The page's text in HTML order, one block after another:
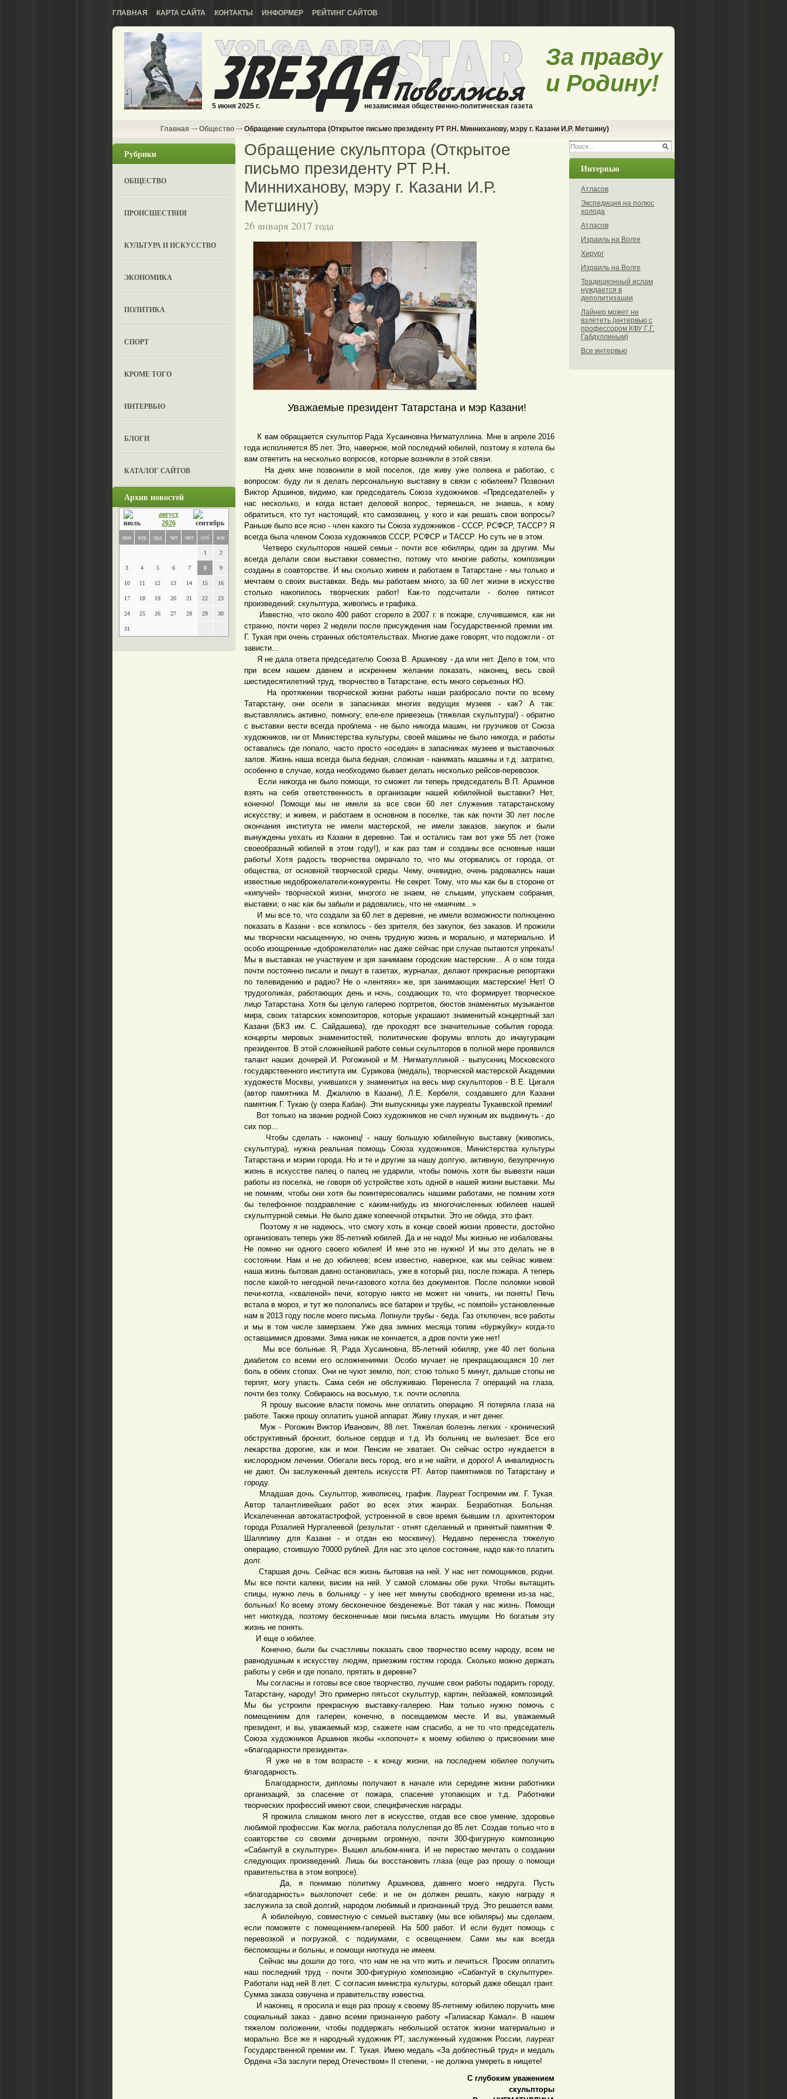
ГЛАВНАЯ КАРТА САЙТА КОНТАКТЫ ИНФОРМЕР РЕЙТИНГ САЙТОВ
5 июня 2025 г. независимая общественно-политическая газета
За правду
и Родину!
Главная Общество Обращение скульптора (Открытое письмо президенту РТ Р.Н. Минниханову, мэру г. Казани И.Р. Метшину)
Рубрики
ОБЩЕСТВО
ПРОИСШЕСТВИЯ
КУЛЬТУРА И ИСКУССТВО
ЭКОНОМИКА
ПОЛИТИКА
СПОРТ
КРОМЕ ТОГО
ИНТЕРВЬЮ
БЛОГИ
КАТАЛОГ САЙТОВ
Архив новостей
август
2026
пон втр срд чет пят суб вск
1 2
3 4 5 6 7 8 9
10 11 12 13 14 15 16
17 18 19 20 21 22 23
24 25 26 27 28 29 30
31
Обращение скульптора (Открытое
письмо президенту РТ Р.Н.
Минниханову, мэру г. Казани И.Р.
Метшину)
26 января 2017 года
Уважаемые президент Татарстана и мэр Казани!
К вам обращается скульптор Рада Хусаиновна Нигматуллина. Мне в апреле 2016
года исполняется 85 лет. Это, наверное, мой последний юбилей, поэтому я хотела бы
вам ответить на несколько вопросов, которые возникли в этой связи.
На днях мне позвонили в мой поселок, где живу уже полвека и работаю, с
вопросом: буду ли я делать персональную выставку в связи с юбилеем? Позвонил
Виктор Аршинов, видимо, как председатель Союза художников. «Председателей» у
нас несколько, и когда встает деловой вопрос, теряешься, не знаешь, к кому
обратиться, кто тут настоящий, кто самозванец, у кого и как решать свои вопросы?
Раньше было все ясно - член какого ты Союза художников - СССР, РСФСР, ТАССР? Я
всегда была членом Союза художников СССР, РСФСР и ТАССР. Но суть не в этом.
Четверо скульпторов нашей семьи - почти все юбиляры, один за другим. Мы
всегда делали свои выставки совместно, потому что многие работы, композиции
созданы в соавторстве. И мы сколько живем и работаем в Татарстане - мы только и
мечтаем о своих выставках. Ведь мы работаем много, за 60 лет жизни в искусстве
столько накопилось творческих работ! Как-то подсчитали - более пятисот
произведений: скульптура, живопись и графика.
Известно, что около 400 работ сгорело в 2007 г. в пожаре, случившемся, как ни
странно, почти через 2 недели после присуждения нам Государственной премии им.
Г. Тукая при очень странных обстоятельствах. Многие даже говорят, что подожгли - от
зависти...
Я не дала ответа председателю Союза В. Аршинову - да или нет. Дело в том, что
при всем нашем давнем и искреннем желании показать, наконец, весь свой
шестидесятилетний труд, творчество в Татарстане, есть много серьезных НО.
На протяжении творческой жизни работы наши разбросало почти по всему
Татарстану, они осели в запасниках многих ведущих музеев - как? А так:
выставлялись активно, помногу; еле-еле привезешь (тяжелая скульптура!) - обратно
с выставки вести всегда проблема - не было никогда машин, ни грузчиков от Союза
художников, ни от Министерства культуры, своей машины не было никогда, и работы
оставались где попало, часто просто «оседая» в запасниках музеев и выставочных
залов. Жизнь наша всегда была бедная, сложная - нанимать машины и т.д. затратно,
особенно в случае, когда необходимо бывает делать несколько рейсов-перевозок.
Если никогда не было помощи, то сможет ли теперь председатель В.П. Аршинов
взять на себя ответственность в организации нашей юбилейной выставки? Нет,
конечно! Помощи мы не имели за все свои 60 лет служения татарстанскому
искусству; и живем, и работаем в основном в поселке, так как почти 30 лет после
окончания института не имели мастерской, не имели заказов, закупок и были
вынуждены уехать из Казани в деревню. Так и остались там вот уже 55 лет (тоже
своеобразный юбилей в этом году!), и как раз там и созданы все основные наши
работы! Хотя радость творчества омрачало то, что мы оторвались от города, от
общества, от основной творческой среды. Чему, очевидно, очень радовались наши
известные недоброжелатели-конкуренты. Не секрет. Тому, что мы как бы в стороне от
«кипучей» творческой жизни, многого не знаем, не слышим, упускаем собрания,
выставки; о нас как бы забыли и радовались, что не «маячим...»
И мы все то, что создали за 60 лет в деревне, не имели возможности полноценно
показать в Казани - все копилось - без зрителя, без закупок, без заказов. И прожили
мы творчески насыщенную, но очень трудную жизнь и морально, и материально. И
особо изощренные «доброжелатели» нас даже сейчас при случае пытаются упрекать!
Мы в выставках не участвуем и зря занимаем городские мастерские... А о ком тогда
почти постоянно писали и пишут в газетах, журналах, делают прекрасные репортажи
по телевидению и радио? Не о «лентяях» же, зря занимающих мастерские! Нет! О
трудоголиках, работающих день и ночь, создающих то, что формирует творческое
лицо Татарстана. Хотя бы целую галерею портретов, бюстов знаменитых музыкантов
мира, своих татарских композиторов, которые украшают знаменитый концертный зал
Казани (БКЗ им. С. Сайдашева), где проходят все значительные события города:
концерты мировых знаменитостей, политические форумы вплоть до инаугурации
президентов. В этой сложнейшей работе семьи скульпторов в полной мере проявился
талант наших дочерей И. Рогожиной и М. Нигматуллиной - выпускниц Московского
государственного института им. Сурикова (медаль), творческой мастерской Академии
художеств Москвы, учившихся у знаменитых на весь мир скульпторов - В.Е. Цигаля
(автор памятника М. Джалилю в Казани), Л.Е. Кербеля, создавшего для Казани
памятник Г. Тукаю (у озера Кабан). Эти выпускницы уже лауреаты Тукаевской премии!
Вот только на звание родной Союз художников не счел нужным их выдвинуть - до
сих пор...
Чтобы сделать - наконец! - нашу большую юбилейную выставку (живопись,
скульптура), нужна реальная помощь Союза художников, Министерства культуры
Татарстана и мэрии города. Но и те и другие за нашу долгую, активную, безупречную
жизнь в искусстве палец о палец не ударили, чтобы помочь хотя бы вывезти наши
работы из поселка, не говоря об устройстве хоть одной в нашей жизни выставки. Мы
не помним, чтобы они хотя бы поинтересовались нашими работами, не помним хотя
бы телефонное поздравление с каким-нибудь из многочисленных юбилеев нашей
скульптурной семьи. Не было даже копеечной открытки. Это не обида, это факт.
Поэтому я не надеюсь, что смогу хоть в конце своей жизни провести, достойно
организовать теперь уже 85-летний юбилей. Да и не надо! Мы жизнью не избалованы.
Не помню ни одного своего юбилея! И мне это не нужно! И мы это делать не в
состоянии. Нам и не до юбилеев; всем известно, наверное, как мы сейчас живем:
наша жизнь бытовая давно остановилась, уже в который раз, после пожара. А теперь
после какой-то негодной печи-газового котла без документов. После поломки новой
печи-котла, «хваленой» печи, которую никто не может ни чинить, ни понять! Печь
встала в мороз, и тут же полопались все батареи и трубы, «с помпой» установленные
нам в 2013 году после моего письма. Лопнули трубы - беда. Газ отключен, все работы
и мы в том числе замерзаем. Уже два зимних месяца топим «буржуйку» когда-то
оставшимися дровами. Зима никак не кончается, а дров почти уже нет!
Мы все больные. Я, Рада Хусаиновна, 85-летний юбиляр, уже 40 лет больна
диабетом со всеми его осложнениями. Особо мучает не прекращающаяся 10 лет
боль в обеих стопах. Они не чуют землю, пол; стою только 5 минут, дальше стопы не
терпят, могу упасть. Сама себя не обслуживаю. Перенесла 7 операций на глаза,
почти без толку. Собираюсь на восьмую, т.к. почти ослепла.
Я прошу высокие власти помочь мне оплатить операцию. Я потеряла глаза на
работе. Также прошу оплатить ушной аппарат. Живу глухая, и нет денег.
Муж - Рогожин Виктор Иванович, 88 лет. Тяжелая болезнь легких - хронический
обструктивный бронхит, больное сердце и т.д. Из больниц не вылезает. Все его
лекарства дорогие, как и мои. Пенсии не хватает. Он сейчас остро нуждается в
кислородном лечении. Обегали весь город, его и не найти, и дорого! А инвалидность
не дают. Он заслуженный деятель искусств РТ. Автор памятников по Татарстану и
городу.
Младшая дочь. Скульптор, живописец, график. Лауреат Госпремии им. Г. Тукая.
Автор талантливейших работ во всех этих жанрах. Безработная. Больная.
Искалеченная автокатастрофой, устроенной в свое время бывшим гл. архитектором
города Розалией Нургалеевой (результат - отнят сделанный и принятый памятник Ф.
Шаляпину для Казани - и отдан ею москвичу). Недавно перенесла тяжелую
операцию, стоившую 70000 рублей. Для нас это целое состояние, надо как-то платить
долг.
Старшая дочь. Сейчас вся жизнь бытовая на ней. У нас нет помощников, родни.
Мы все почти калеки, висим на ней. У самой сломаны обе руки. Чтобы вытащить
спицы, нужно лечь в больницу - у нее нет минуты свободного времени из-за нас,
больных! Ко всему этому бесконечное безденежье. Вот такая у нас жизнь. Помощи
нет ниоткуда, поэтому бесконечные мои письма власть имущим. Но богатым эту
жизнь не понять.
И еще о юбилее.
Конечно, были бы счастливы показать свое творчество всему народу, всем не
равнодушным к искусству людям, приезжим гостям города. Сколько можно держать
работы у себя и где попало, прятать в деревне?
Мы согласны и готовы все свое творчество, лучшие свои работы подарить городу,
Татарстану, народу! Это примерно пятьсот скульптур, картин, пейзажей, композиций.
Мы бы устроили прекрасную выставку-галерею. Нам только нужно помочь с
помещением для галереи, конечно, в посещаемом месте. И вы, уважаемый
президент, и вы, уважаемый мэр, скажете нам спасибо, а не то что председатель
Союза художников Аршинов якобы «хлопочет» к моему юбилею о присвоении мне
«благодарности президента».
Я уже не в том возрасте - к концу жизни, на последнем юбилее получить
благодарность.
Благодарности, дипломы получают в начале или середине жизни работники
организаций, за спасение от пожара, спасение утопающих и т.д. Работники
творческих профессий имеют свои, специфические награды.
Я прожила слишком много лет в искусстве, отдав все свое умение, здоровье
любимой профессии. Как могла, работала полуслепая до 85 лет. Создав только что в
соавторстве со своими дочерьми огромную, почти 300-фигурную композицию
«Сабантуй в скульптуре». Вышел альбом-книга. И не перестаю мечтать о создании
следующих произведений. Лишь бы восстановить глаза (еще раз прошу о помощи
правительства в этом вопросе).
Да, я понимаю политику Аршинова, давнего моего недруга. Пусть
«благодарность» выхлопочет себе: и не он должен решать, какую награду я
заслужила за свой долгий, народом любимый и признанный труд. Это решается вами.
А юбилейную, совместную с семьей выставку (мы все юбиляры) мы сделаем,
если поможете с помещением-галереей. На 500 работ. И если будет помощь с
перевозкой и погрузкой, с подиумами, с освещением. Сами мы как всегда
беспомощны и больны, и помощи ниоткуда не имеем.
Сейчас мы дошли до того, что нам не на что жить и лечиться. Просим оплатить
наш последний труд - почти 300-фигурную композицию «Сабантуй в скульптуре».
Работали над ней 8 лет. С согласия министра культуры, который даже обещал грант.
Сумма заказа озвучена и правительству известна.
И наконец, я просила и еще раз прошу к своему 85-летнему юбилею поручить мне
социальный заказ - давно всеми признанную работу «Галиаскар Камал». В нашем
тяжелом положении, чтобы поддержать небольшой остаток жизни материально и
морально. Все же я народный художник РТ, заслуженный художник России, лауреат
Государственной премии им. Г. Тукая. Имею медаль «За доблестный труд» и медаль
Ордена «За заслуги перед Отечеством» II степени, - не должна умереть в нищете!
С глубоким уважением
скульпторы
Интервью
Атласов
Экспедиция на полюс
холода
Атласов
Израиль на Волге
Хирург
Израиль на Волге
Традиционный ислам
нуждается в
деполитизации
Лайнер может не
взлететь (интервью с
профессором КФУ Г.Г.
Габдуллиным)
Все интервью